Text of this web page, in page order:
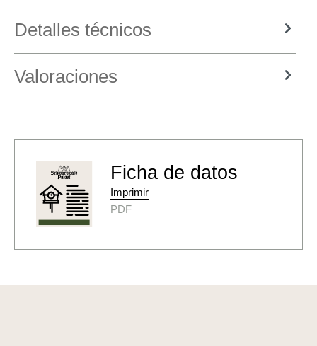
Detalles técnicos
Valoraciones
Ficha de datos
Imprimir
PDF